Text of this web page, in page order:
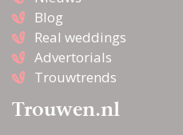
Blog
Real weddings
Advertorials
Trouwtrends
Trouwen.nl